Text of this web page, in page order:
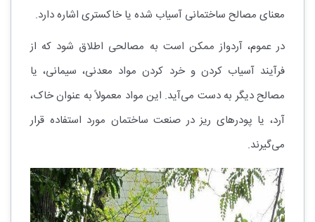
معنای مصالح ساختمانی آسیاب شده یا خاکستری اشاره دارد.
در عموم، آردواز ممکن است به مصالحی اطلاق شود که از
فرآیند آسیاب کردن و خرد کردن مواد معدنی، سیمانی، یا
مصالح دیگر به دست می‌آید. این مواد معمولاً به عنوان خاک،
آرد، یا پودرهای ریز در صنعت ساختمان مورد استفاده قرار
می‌گیرند.